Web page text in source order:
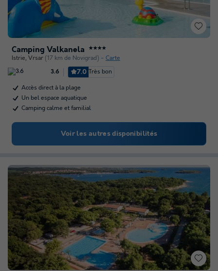
Camping Valkanela ★★★★
Istrie, Vrsar (17 km de Novigrad) Carte
3.6 7.0 Très bon
Accès direct à la plage
Un bel espace aquatique
Camping calme et familial
Voir les autres disponibilités